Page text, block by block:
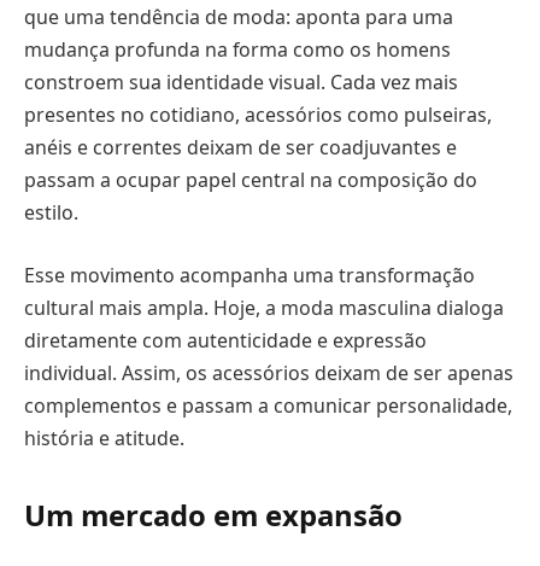
que uma tendência de moda: aponta para uma
mudança profunda na forma como os homens
constroem sua identidade visual. Cada vez mais
presentes no cotidiano, acessórios como pulseiras,
anéis e correntes deixam de ser coadjuvantes e
passam a ocupar papel central na composição do
estilo.
Esse movimento acompanha uma transformação
cultural mais ampla. Hoje, a moda masculina dialoga
diretamente com autenticidade e expressão
individual. Assim, os acessórios deixam de ser apenas
complementos e passam a comunicar personalidade,
história e atitude.
Um mercado em expansão